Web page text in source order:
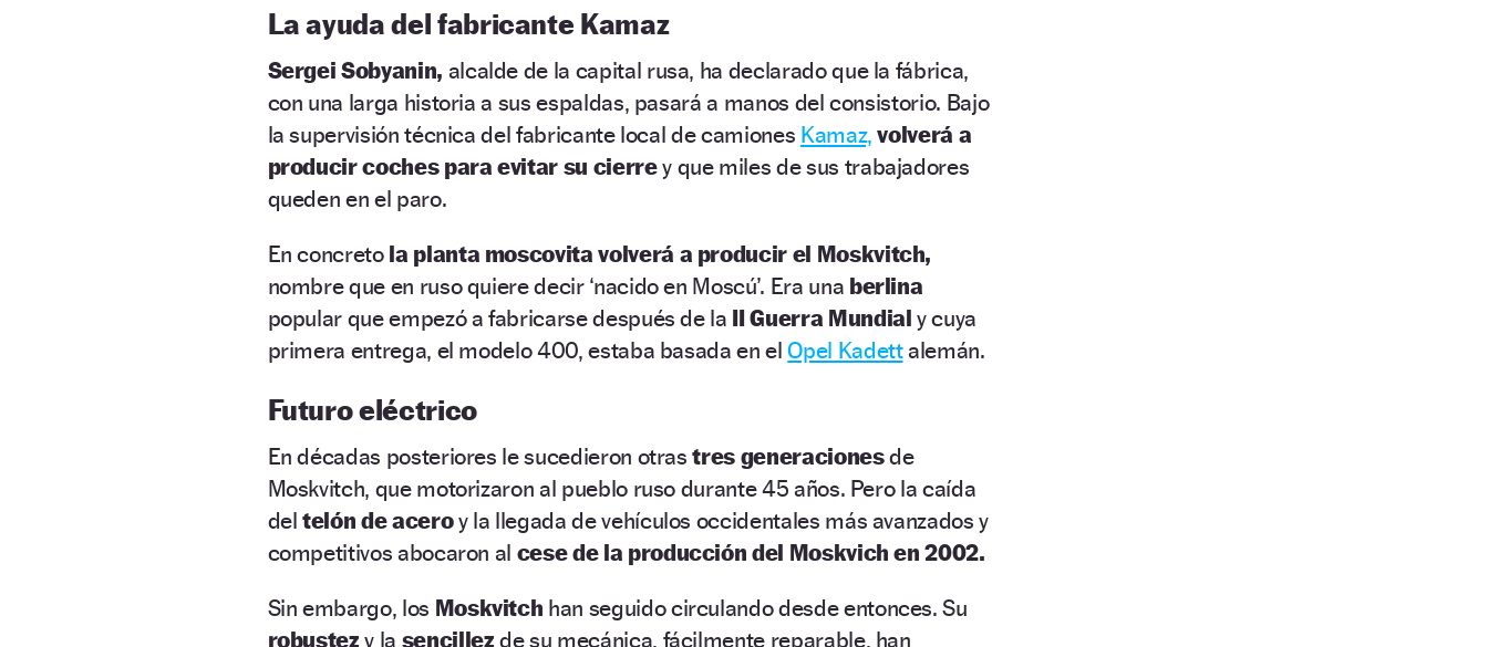
La ayuda del fabricante Kamaz
Sergei Sobyanin, alcalde de la capital rusa, ha declarado que la fábrica,
con una larga historia a sus espaldas, pasará a manos del consistorio. Bajo
la supervisión técnica del fabricante local de camiones Kamaz, volverá a
producir coches para evitar su cierrey que miles de sus trabajadores
queden en el paro.
En concreto la planta moscovita volverá a producir el Moskvitch,
nombre que en ruso quiere decir ‘nacido en Moscú’. Era una berlina
popular que empezó a fabricarse después de la II Guerra Mundial y cuya
primera entrega, el modelo 400, estaba basada en elOpel Kadettalemán.
Futuro eléctrico
En décadas posteriores le sucedieron otrastres generacionesde
Moskvitch, que motorizaron al pueblo ruso durante 45 años. Pero la caída
deltelón de aceroy la llegada de vehículos occidentales más avanzados y
competitivos abocaron al cese de la producción del Moskvich en 2002.
Sin embargo, los Moskvitch han seguido circulando desde entonces. Su
robustez y la sencillez de su mecánica, fácilmente reparable, han